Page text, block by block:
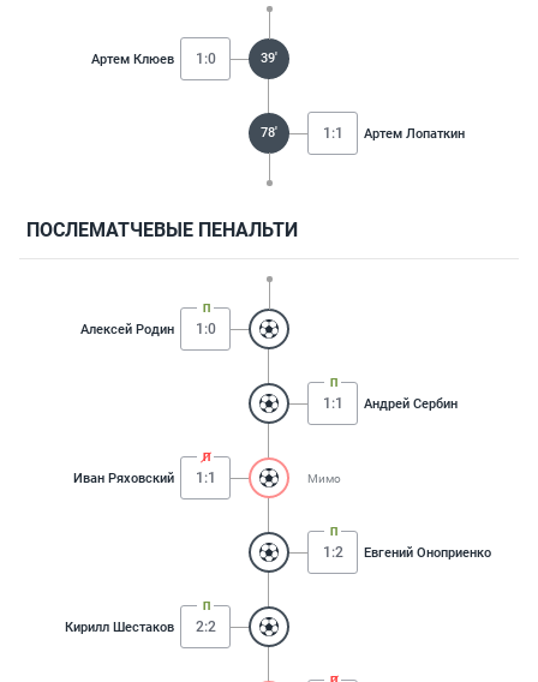
Артем Клюев 1:0 39'
78' 1:1 Артем Лопаткин
ПОСЛЕМАТЧЕВЫЕ ПЕНАЛЬТИ
Алексей Родин 1:0
1:1 Андрей Сербин
Иван Ряховский 1:1 Мимо
1:2 Евгений Оноприенко
Кирилл Шестаков 2:2